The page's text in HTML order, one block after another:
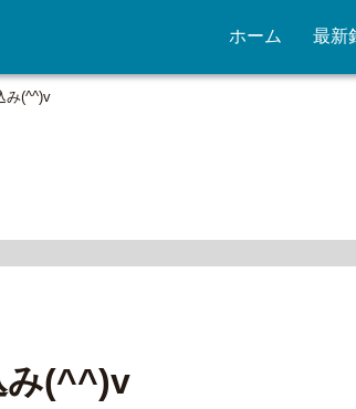
ホーム 最新
み(^^)v
み(^^)v